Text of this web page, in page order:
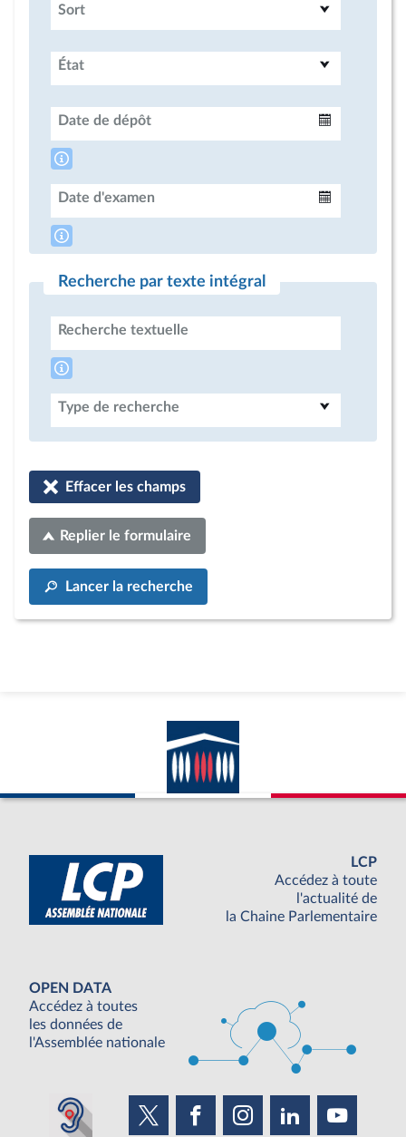
Sort
État
Date de dépôt
Date d'examen
Recherche par texte intégral
Recherche textuelle
Type de recherche
Effacer les champs
Replier le formulaire
Lancer la recherche
LCP
Accédez à toute
l'actualité de
la Chaine Parlementaire
OPEN DATA
Accédez à toutes
les données de
l'Assemblée nationale